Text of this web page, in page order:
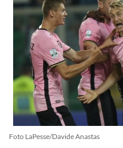
Foto LaPesse/Davide Anastas